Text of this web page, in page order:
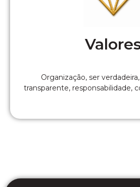
Organização, ser
transparente, responsabilidade,